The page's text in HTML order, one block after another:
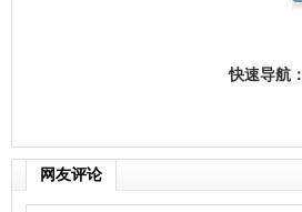
快速导航：
网友评论